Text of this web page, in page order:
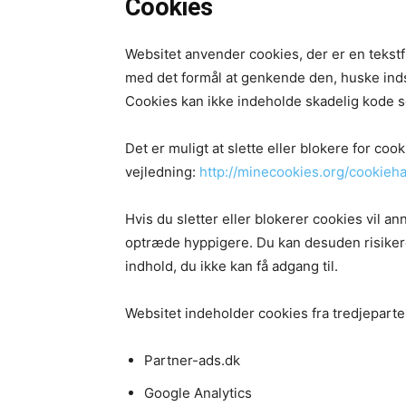
Cookies
Websitet anvender cookies, der er en
med det formål at genkende den, huske
Cookies kan ikke indeholde skadelig kode
Det er muligt at slette eller blokere for
vejledning: http://minecookies.org/
Hvis du sletter eller blokerer cookies vil
optræde hyppigere. Du kan desuden
indhold, du ikke kan få adgang til.
Websitet indeholder cookies fra
Partner-ads.dk
Google Analytics